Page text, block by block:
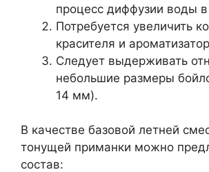
процесс диффузии воды в
Потребуется увеличить
красителя и
Следует выдерживать
небольшие размеры
14 мм).
В качестве базовой летней
тонущей приманки можно
состав: